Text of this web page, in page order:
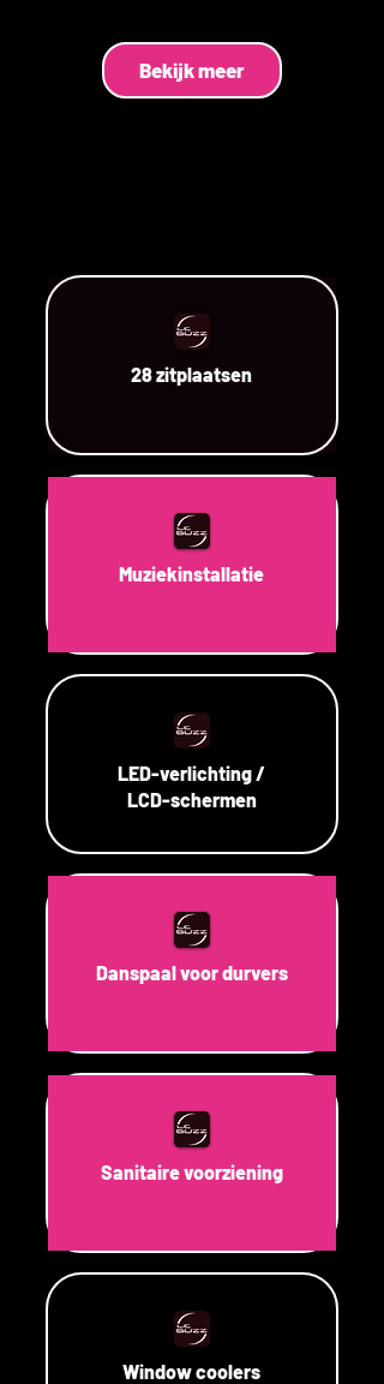
Bekijk meer
28 zitplaatsen
Muziekinstallatie
LED-verlichting /
LCD-schermen
Danspaal voor durvers
Sanitaire voorziening
Window coolers